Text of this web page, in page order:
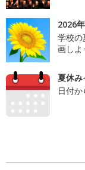
2026
学校の
画しよ
夏休み
日付